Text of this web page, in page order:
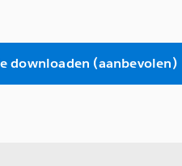
downloaden (aanbevolen)